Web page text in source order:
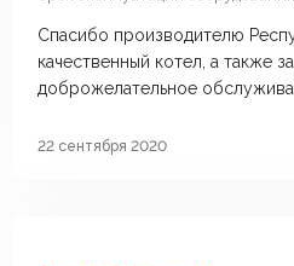
Спасибо производителю
качественный котел, а также
доброжелательное
22 сентября 2020